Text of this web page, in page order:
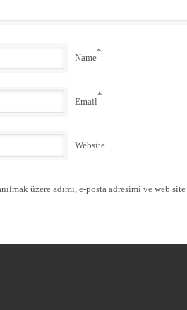
Name
*
Email
*
Website
üzere adımı, e-posta adresimi ve web